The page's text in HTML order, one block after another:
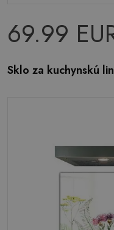
69.99
Sklo za kuchynskú